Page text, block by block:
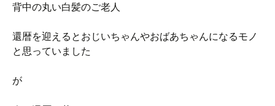
背中の丸い白髪のご老人
還暦を迎えるとおじいちゃんやおばあちゃんになるモノ
と思っていました
が